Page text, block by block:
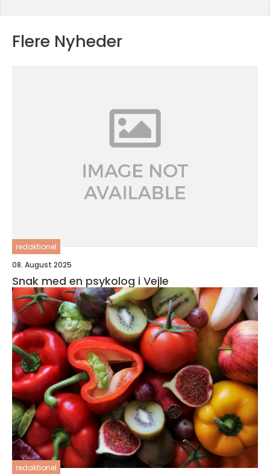
Flere Nyheder
redaktionel
08. August 2025
Snak med en psykolog i Vejle
redaktionel